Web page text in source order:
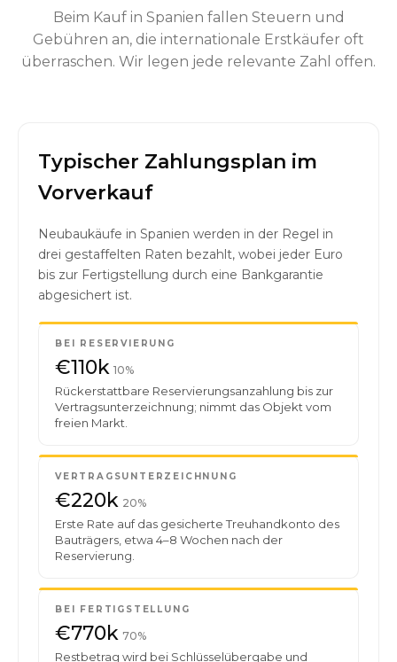
Beim Kauf in Spanien fallen Steuern und
Gebühren an, die internationale Erstkäufer oft
überraschen. Wir legen jede relevante Zahl offen.
Typischer Zahlungsplan im
Vorverkauf
Neubaukäufe in Spanien werden in der Regel in
drei gestaffelten Raten bezahlt, wobei jeder Euro
bis zur Fertigstellung durch eine Bankgarantie
abgesichert ist.
BEI RESERVIERUNG
€110k 10%
Rückerstattbare Reservierungsanzahlung bis zur
Vertragsunterzeichnung; nimmt das Objekt vom
freien Markt.
VERTRAGSUNTERZEICHNUNG
€220k 20%
Erste Rate auf das gesicherte Treuhandkonto des
Bauträgers, etwa 4–8 Wochen nach der
Reservierung.
BEI FERTIGSTELLUNG
€770k 70%
Restbetrag wird bei Schlüsselübergabe und